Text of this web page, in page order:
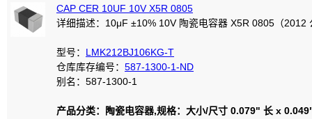
CAP CER 10UF 10V X5R 0805
详细描述：10μF ±10% 10V 陶瓷电容器 X5R 0805（2012
型号： LMK212BJ106KG-T
仓库库存编号： 587-1300-1-ND
别名：587-1300-1
产品分类：陶瓷电容器,规格：大小/尺寸 0.079" 长 x